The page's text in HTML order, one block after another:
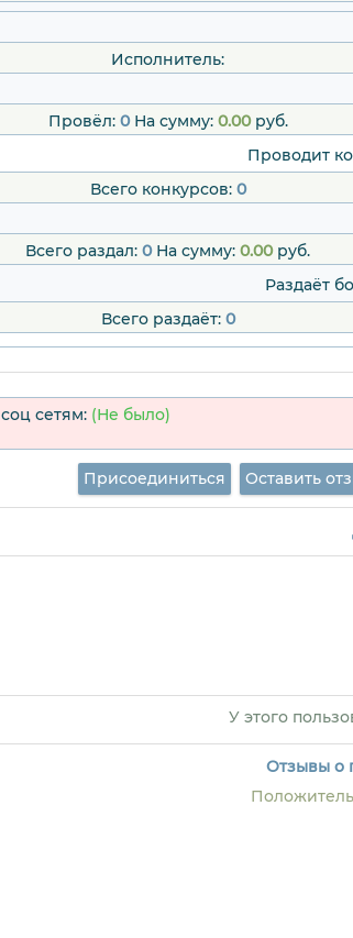
Исполнитель:
Провёл: 0На сумму: 0.00руб.
Проводит
Всего конкурсов: 0
Всего раздал: 0На сумму: 0.00руб.
Раздаёт
Всего раздаёт: 0
сетям: (Не было)
Присоединиться Оставить
У этого
Отзывы о